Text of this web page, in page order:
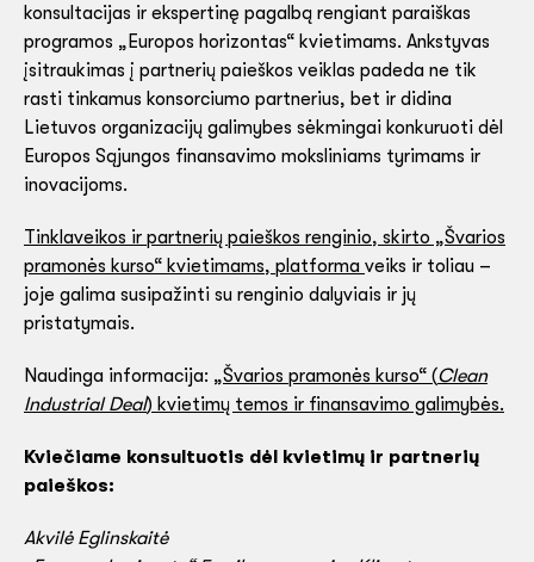
konsultacijas ir ekspertinę pagalbą rengiant paraiškas
programos „Europos horizontas“ kvietimams. Ankstyvas
įsitraukimas į partnerių paieškos veiklas padeda ne tik
rasti tinkamus konsorciumo partnerius, bet ir didina
Lietuvos organizacijų galimybes sėkmingai konkuruoti dėl
Europos Sąjungos finansavimo moksliniams tyrimams ir
inovacijoms.
Tinklaveikos ir partnerių paieškos renginio, skirto „Švarios
pramonės kurso“ kvietimams, platforma veiks ir toliau –
joje galima susipažinti su renginio dalyviais ir jų
pristatymais.
Naudinga informacija: „Švarios pramonės kurso“ (Clean
Industrial Deal) kvietimų temos ir finansavimo galimybės.
Kviečiame konsultuotis dėl kvietimų ir partnerių
paieškos:
Akvilė Eglinskaitė